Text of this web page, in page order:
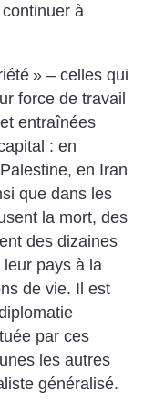
à
» – celles qui
force de travail
entraînées
: en
en Iran
que dans les
la mort, des
des dizaines
leur pays à la
de vie. Il est
par ces
les autres
généralisé.